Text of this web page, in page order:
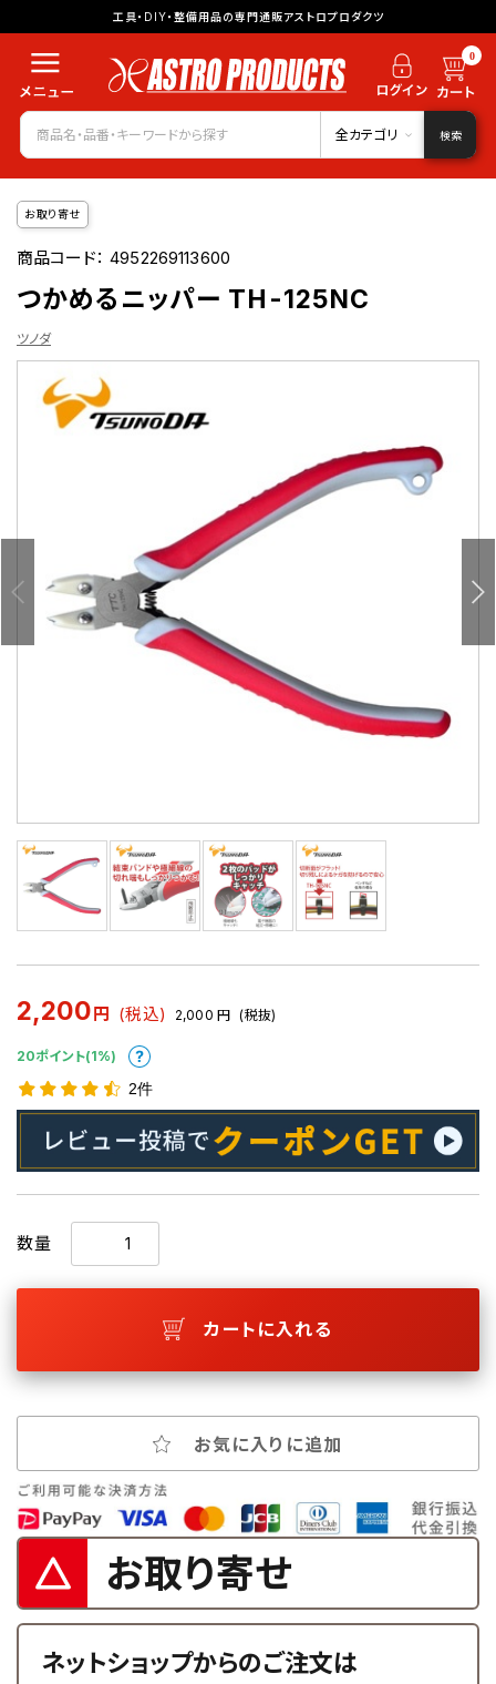
工具・DIY・整備用品の専門通販アストロプロダクツ
0
全カテゴリ 検索
お取り寄せ
商品コード：4952269113600
つかめるニッパー TH-125NC
ツノダ
2,200 円 (税込) 2,000 円 (税抜)
20ポイント(1%)
2件
数量
カートに入れる
お気に入りに追加
お取り寄せ
ネットショップからのご注文は